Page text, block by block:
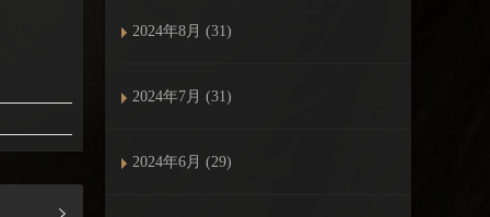
2024年8月 (31)
2024年7月 (31)
2024年6月 (29)